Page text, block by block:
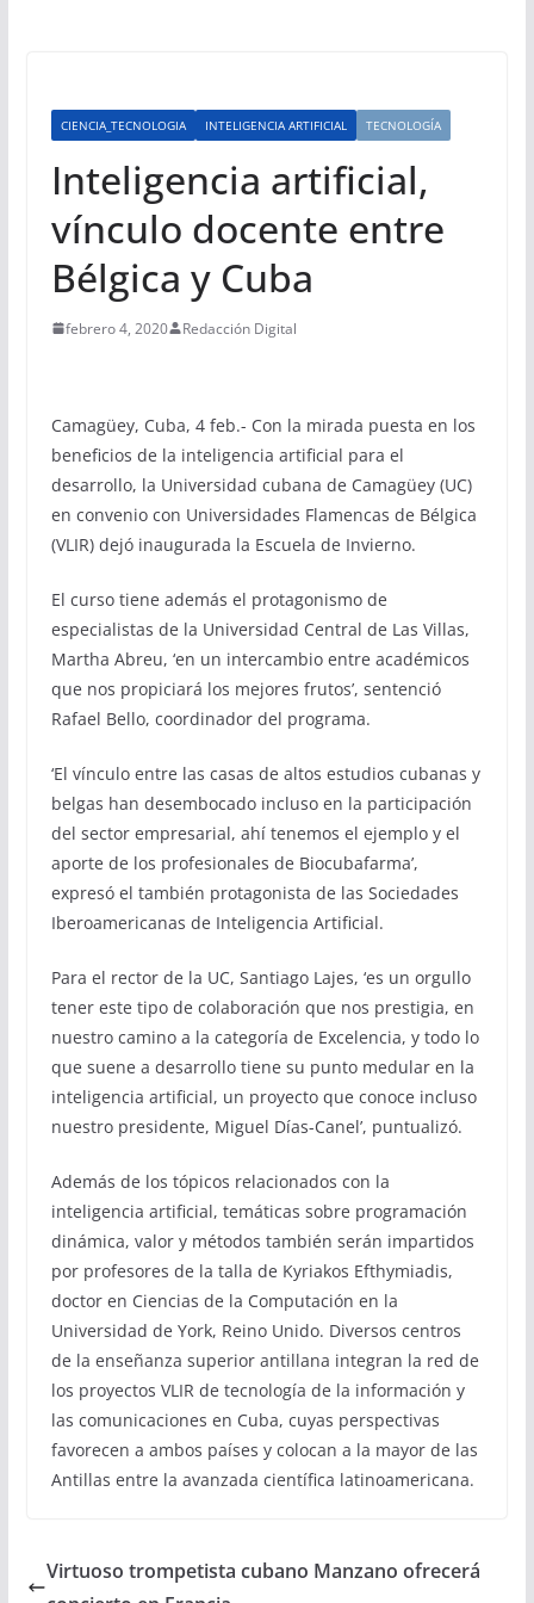
CIENCIA_TECNOLOGIA INTELIGENCIA ARTIFICIAL TECNOLOGÍA
Inteligencia artificial,
vínculo docente entre
Bélgica y Cuba
febrero 4, 2020 Redacción Digital
Camagüey, Cuba, 4 feb.- Con la mirada puesta en los
beneficios de la inteligencia artificial para el
desarrollo, la Universidad cubana de Camagüey (UC)
en convenio con Universidades Flamencas de Bélgica
(VLIR) dejó inaugurada la Escuela de Invierno.
El curso tiene además el protagonismo de
especialistas de la Universidad Central de Las Villas,
Martha Abreu, ‘en un intercambio entre académicos
que nos propiciará los mejores frutos’, sentenció
Rafael Bello, coordinador del programa.
‘El vínculo entre las casas de altos estudios cubanas y
belgas han desembocado incluso en la participación
del sector empresarial, ahí tenemos el ejemplo y el
aporte de los profesionales de Biocubafarma’,
expresó el también protagonista de las Sociedades
Iberoamericanas de Inteligencia Artificial.
Para el rector de la UC, Santiago Lajes, ‘es un orgullo
tener este tipo de colaboración que nos prestigia, en
nuestro camino a la categoría de Excelencia, y todo lo
que suene a desarrollo tiene su punto medular en la
inteligencia artificial, un proyecto que conoce incluso
nuestro presidente, Miguel Días-Canel’, puntualizó.
Además de los tópicos relacionados con la
inteligencia artificial, temáticas sobre programación
dinámica, valor y métodos también serán impartidos
por profesores de la talla de Kyriakos Efthymiadis,
doctor en Ciencias de la Computación en la
Universidad de York, Reino Unido. Diversos centros
de la enseñanza superior antillana integran la red de
los proyectos VLIR de tecnología de la información y
las comunicaciones en Cuba, cuyas perspectivas
favorecen a ambos países y colocan a la mayor de las
Antillas entre la avanzada científica latinoamericana.
Virtuoso trompetista cubano Manzano ofrecerá